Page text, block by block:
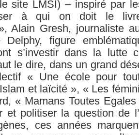
site LMSI) – inspiré par
à qui on doit le
Alain Gresh, journaliste
Delphy, figure
s’investir dans la lutte
le dire, dans un grand
« Une école pour
et laïcité », « Les
« Mamans Toutes
et politiser la question de
ces années